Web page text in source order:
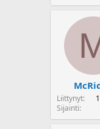
Liittynyt
Sijainti